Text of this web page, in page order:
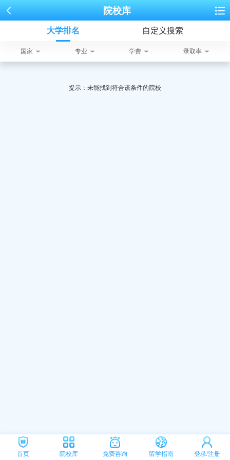
院校库
大学排名 自定义搜索
国家 专业 学费 录取率
提示：未能找到符合该条件的院校
首页 院校库 免费咨询 留学指南 登录/注册